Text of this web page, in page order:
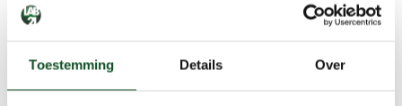
Toestemming Details Over